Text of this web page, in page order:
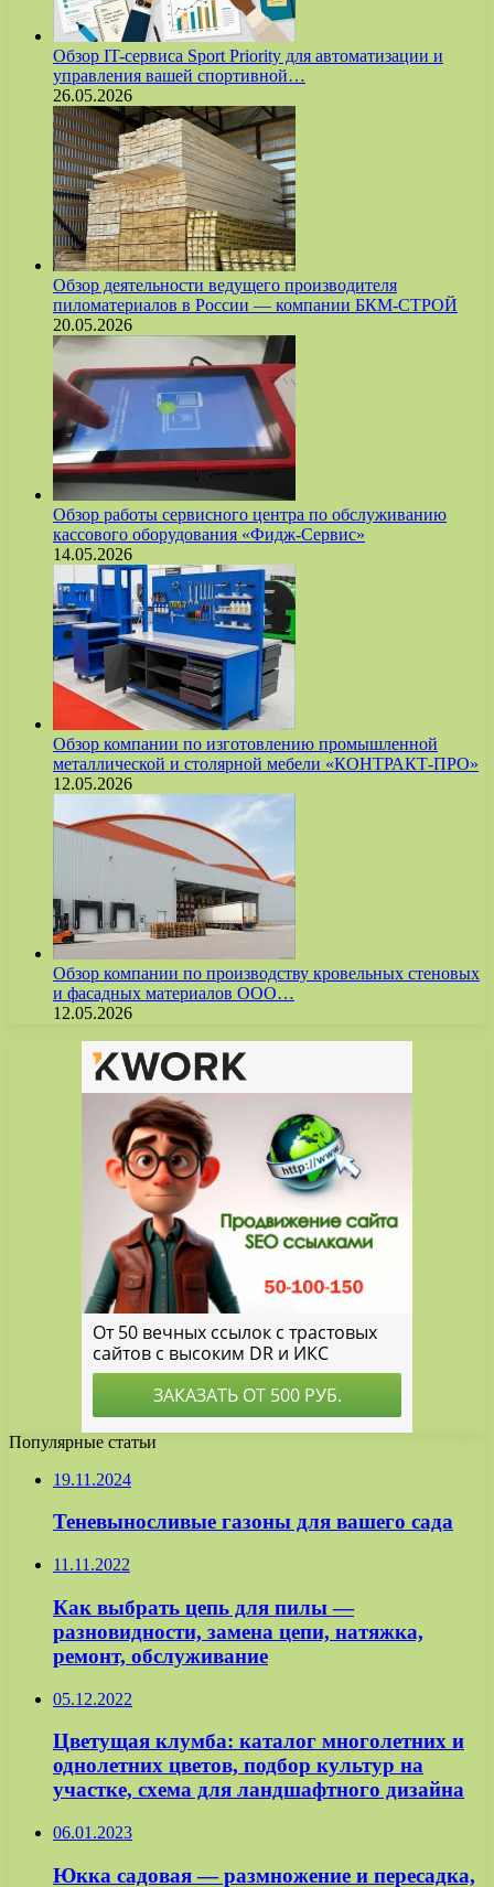
Обзор IT-сервиса Sport Priority для автоматизации и
управления вашей спортивной…
26.05.2026
Обзор деятельности ведущего производителя
пиломатериалов в России — компании БКМ-СТРОЙ
20.05.2026
Обзор работы сервисного центра по обслуживанию
кассового оборудования «Фидж-Сервис»
14.05.2026
Обзор компании по изготовлению промышленной
металлической и столярной мебели «КОНТРАКТ-ПРО»
12.05.2026
Обзор компании по производству кровельных стеновых
и фасадных материалов ООО…
12.05.2026
Популярные статьи
19.11.2024
Теневыносливые газоны для вашего сада
11.11.2022
Как выбрать цепь для пилы —
разновидности, замена цепи, натяжка,
ремонт, обслуживание
05.12.2022
Цветущая клумба: каталог многолетних и
однолетних цветов, подбор культур на
участке, схема для ландшафтного дизайна
06.01.2023
Юкка садовая — размножение и пересадка,